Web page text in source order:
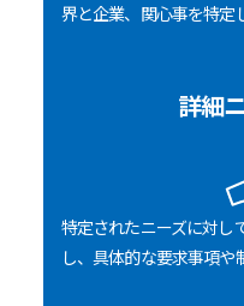
界と企業、関心事を特定
詳細
特定されたニーズに対し
し、具体的な要求事項や